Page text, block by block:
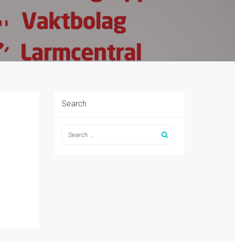
Search